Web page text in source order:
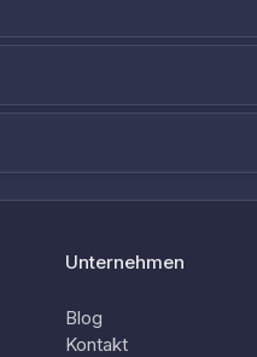
Unternehmen
Blog
Kontakt